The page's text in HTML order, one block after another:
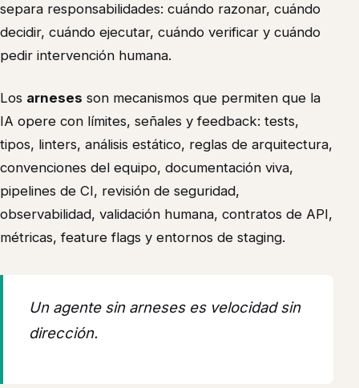
separa responsabilidades: cuándo razonar, cuándo
decidir, cuándo ejecutar, cuándo verificar y cuándo
pedir intervención humana.
Los arneses son mecanismos que permiten que la
IA opere con límites, señales y feedback: tests,
tipos, linters, análisis estático, reglas de arquitectura,
convenciones del equipo, documentación viva,
pipelines de CI, revisión de seguridad,
observabilidad, validación humana, contratos de API,
métricas, feature flags y entornos de staging.
Un agente sin arneses es velocidad sin
dirección.